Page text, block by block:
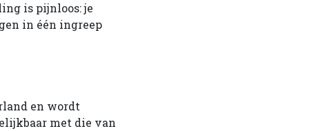
is pijnloos: je
in één ingreep
en wordt
met die van